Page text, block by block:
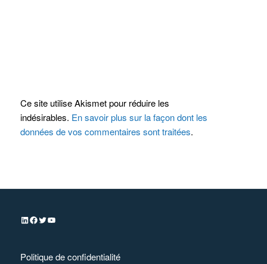
Ce site utilise Akismet pour réduire les
indésirables. En savoir plus sur la façon dont les
données de vos commentaires sont traitées.
Politique de confidentialité